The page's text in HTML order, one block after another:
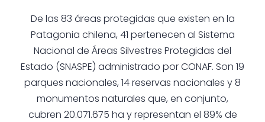
De las 83 áreas protegidas que existen en la
Patagonia chilena, 41 pertenecen al Sistema
Nacional de Áreas Silvestres Protegidas del
Estado (SNASPE) administrado por CONAF. Son 19
parques nacionales, 14 reservas nacionales y 8
monumentos naturales que, en conjunto,
cubren 20.071.675 ha y representan el 89% de